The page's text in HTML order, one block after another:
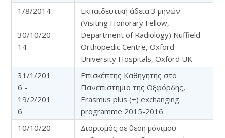
1/8/2014
-
30/10/20
14
Εκπαιδευτική άδεια 3 μηνών
(Visiting Honorary Fellow,
Department of Radiology) Nuffield
Orthopedic Centre, Oxford
University Hospitals, Oxford UK
31/1/201
6 -
19/2/201
6
Επισκέπτης Καθηγητής στο
Πανεπιστήμιο της Οξφόρδης,
Erasmus plus (+) exchanging
programme 2015-2016
10/10/20
Διορισμός σε θέση μόνιμου